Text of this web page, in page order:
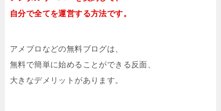
自分で全てを運営する方法です。
アメブロなどの無料ブログは、
無料で簡単に始めることができる反面、
大きなデメリットがあります。